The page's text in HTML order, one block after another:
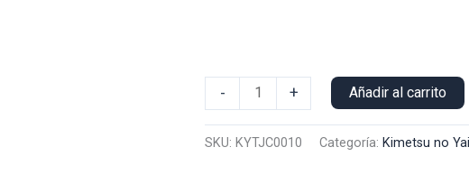
-
Capucha
Tanjiro
+ Añadir al carrito
SKU: KYTJC0010 Categoría: Kimetsu no